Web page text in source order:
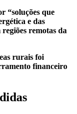
“soluções que
e das
remotas da
rurais foi
financeiro